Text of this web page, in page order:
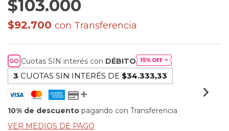
$103.000
$92.700 con Transferencia
Cuotas SIN interés con DÉBITO
3 CUOTAS SIN INTERÉS DE $34.333,33
10% de descuento pagando con Transferencia
VER MEDIOS DE PAGO